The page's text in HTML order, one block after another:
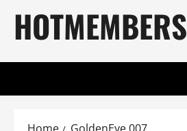
HOTMEMBERS